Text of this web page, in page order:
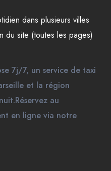
dans plusieurs villes
du site (toutes les pages)
7j/7, un service de taxi
et la région
au
en ligne via notre